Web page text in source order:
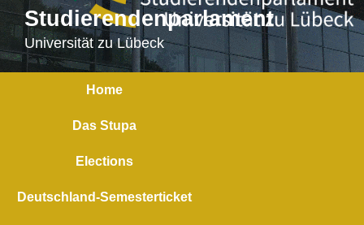
Studierendenparlament
Universität zu Lübeck
Home
Das Stupa
Elections
Deutschland-Semesterticket